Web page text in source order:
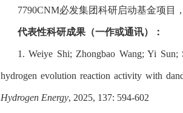
7790CNM必发集团科研启动基金项目
代表性科研成果（一作或通讯）：
1. Weiye Shi; Zhongbao Wang; Yi
hydrogen evolution reaction activity with
Hydrogen Energy, 2025, 137: 594-602